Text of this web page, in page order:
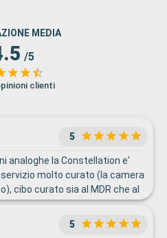
MEDIA
/5
clienti
5
analoghe la Constellation e'
molto curato (la camera
cibo curato sia al MDR che al
show con orchestra
5